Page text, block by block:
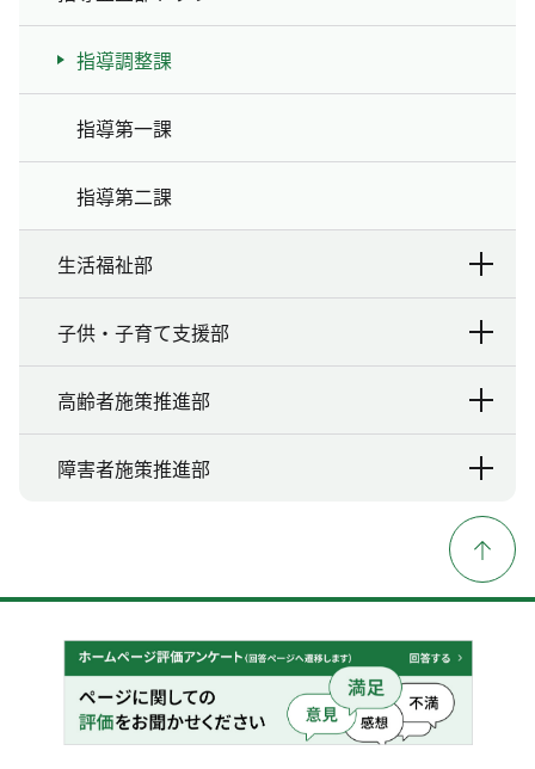
指導調整課
指導第一課
指導第二課
生活福祉部
子供・子育て支援部
高齢者施策推進部
障害者施策推進部